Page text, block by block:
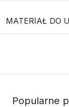
MATERIAŁ DO
Popularne